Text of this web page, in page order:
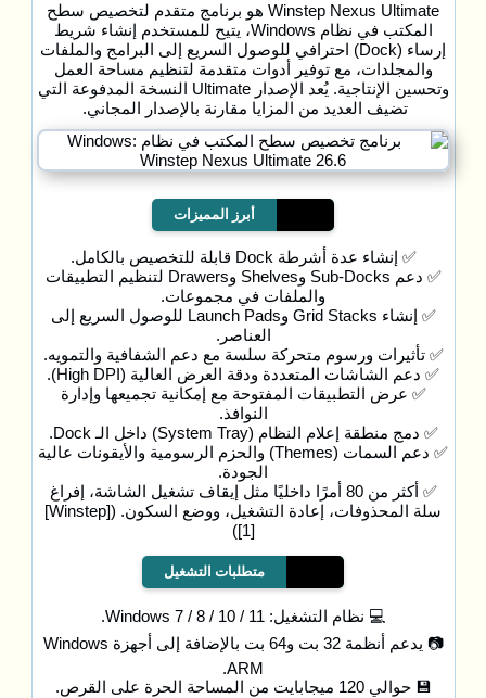
Winstep Nexus Ultimate هو برنامج متقدم لتخصيص سطح
المكتب في نظام Windows، يتيح للمستخدم إنشاء شريط
إرساء (Dock) احترافي للوصول السريع إلى البرامج والملفات
والمجلدات، مع توفير أدوات متقدمة لتنظيم مساحة العمل
وتحسين الإنتاجية. يُعد الإصدار Ultimate النسخة المدفوعة التي
تضيف العديد من المزايا مقارنة بالإصدار المجاني.
أبرز المميزات
✅ إنشاء عدة أشرطة Dock قابلة للتخصيص بالكامل.
✅ دعم Sub-Docks وShelves وDrawers لتنظيم التطبيقات
والملفات في مجموعات.
✅ إنشاء Grid Stacks وLaunch Pads للوصول السريع إلى
العناصر.
✅ تأثيرات ورسوم متحركة سلسة مع دعم الشفافية والتمويه.
✅ دعم الشاشات المتعددة ودقة العرض العالية (High DPI).
✅ عرض التطبيقات المفتوحة مع إمكانية تجميعها وإدارة
النوافذ.
✅ دمج منطقة إعلام النظام (System Tray) داخل الـ Dock.
✅ دعم السمات (Themes) والحزم الرسومية والأيقونات عالية
الجودة.
✅ أكثر من 80 أمرًا داخليًا مثل إيقاف تشغيل الشاشة، إفراغ
سلة المحذوفات، إعادة التشغيل، ووضع السكون. ([Winstep]
[1])
متطلبات التشغيل
💻 نظام التشغيل: Windows 7 / 8 / 10 / 11.
📷 يدعم أنظمة 32 بت و64 بت بالإضافة إلى أجهزة Windows
ARM.
💾 حوالي 120 ميجابايت من المساحة الحرة على القرص.